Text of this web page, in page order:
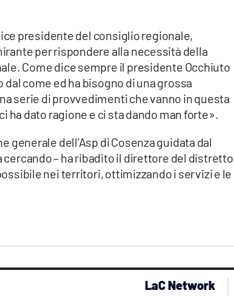
presidente del consiglio regionale,
per rispondere alla necessità della
Come dice sempre il presidente Occhiuto
come ed ha bisogno di una grossa
serie di provvedimenti che vanno in questa
ha dato ragione e ci sta dando man forte».
generale dell’Asp di Cosenza guidata dal
– ha ribadito il direttore del distretto
nei territori, ottimizzando i servizi e le
LaC Network